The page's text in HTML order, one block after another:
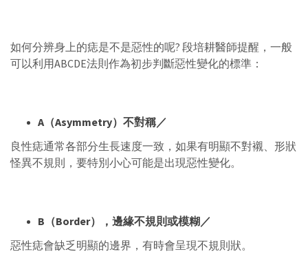
如何分辨身上的痣是不是惡性的呢? 段培耕醫師提醒，一般
可以利用ABCDE法則作為初步判斷惡性變化的標準：
A （Asymmetry）不對稱／
良性痣通常各部分生長速度一致，如果有明顯不對襯、形狀
怪異不規則，要特別小心可能是出現惡性變化。
B （Border），邊緣不規則或模糊／
惡性痣會缺乏明顯的邊界，有時會呈現不規則狀。